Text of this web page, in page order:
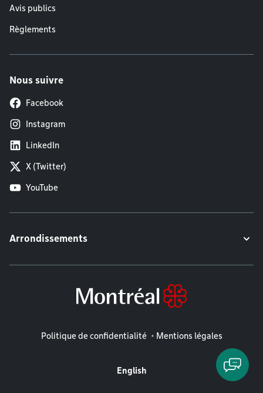
Avis publics
Règlements
Nous suivre
Facebook
Instagram
LinkedIn
X (Twitter)
YouTube
Arrondissements
Mentions légales
Politique de confidentialité Mentions légales
English